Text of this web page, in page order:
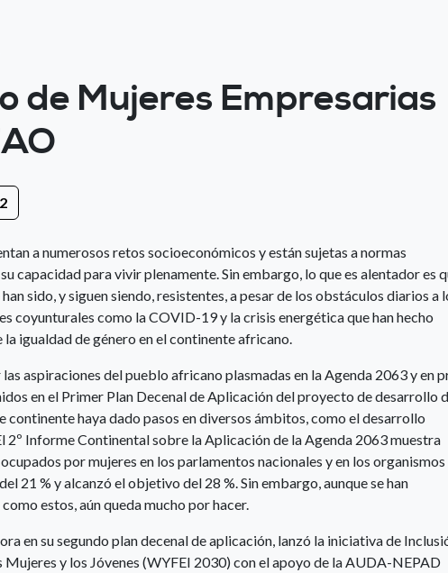
de Mujeres Empresarias
a numerosos retos socioeconómicos y están sujetas a normas
capacidad para vivir plenamente. Sin embargo, lo que es alentador es
sido, y siguen siendo, resistentes, a pesar de los obstáculos diarios a
coyunturales como la COVID-19 y la crisis energética que han hecho
igualdad de género en el continente africano.
aspiraciones del pueblo africano plasmadas en la Agenda 2063 y en
en el Primer Plan Decenal de Aplicación del proyecto de desarrollo
continente haya dado pasos en diversos ámbitos, como el desarrollo
2º Informe Continental sobre la Aplicación de la Agenda 2063 muestra
por mujeres en los parlamentos nacionales y en los organismos
21 % y alcanzó el objetivo del 28 %. Sin embargo, aunque se han
estos, aún queda mucho por hacer.
en su segundo plan decenal de aplicación, lanzó la iniciativa de
Mujeres y los Jóvenes (WYFEI 2030) con el apoyo de la AUDA-NEPAD